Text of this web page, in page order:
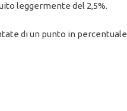
leggermente del 2,5%.
di un punto in percentuale